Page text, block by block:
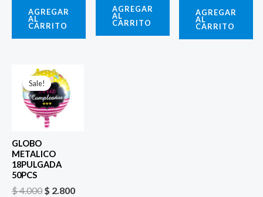
AGREGAR
AL
CARRITO
AGREGAR
AL
CARRITO
AGREGAR
AL
CARRITO
Sale!
Sale!
GLOBO
METALICO
18PULGADA
50PCS
$4.000
El
precio
original
era:
$ 4.000.
$ 2.800